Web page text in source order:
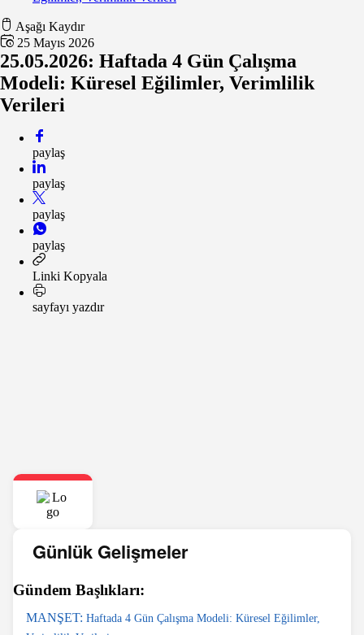
Aşağı Kaydır
25 Mayıs 2026
25.05.2026: Haftada 4 Gün Çalışma
Modeli: Küresel Eğilimler, Verimlilik
Verileri
paylaş
paylaş
paylaş
paylaş
Linki Kopyala
sayfayı yazdır
Günlük Gelişmeler
Gündem Başlıkları:
MANŞET: Haftada 4 Gün Çalışma Modeli: Küresel Eğilimler,